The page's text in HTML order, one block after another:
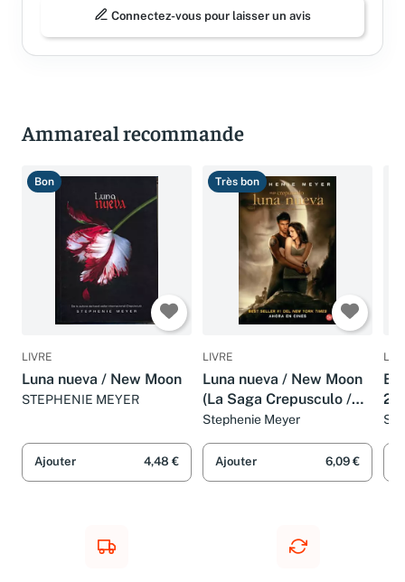
Connectez-vous pour laisser un avis
Ammareal recommande
Bon
LIVRE
Luna nueva / New Moon
STEPHENIE MEYER
Ajouter 4,48 €
Très bon
LIVRE
Luna nueva / New Moon
(La Saga Crepusculo /
The Twilight Saga)
(Spanish Edition)
Stephenie Meyer
Ajouter 6,09 €
2: